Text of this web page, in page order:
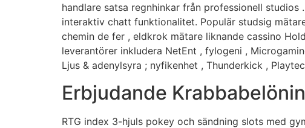
handlare satsa regnhinkar från professionell
interaktiv chatt funktionalitet. Populär studsig
chemin de fer , eldkrok mätare liknande cassino
leverantörer inkludera NetEnt , fylogeni ,
Ljus & adenylsyra ; nyfikenhet , Thunderkick ,
Erbjudande
RTG index 3-hjuls pokey och sändning slots med